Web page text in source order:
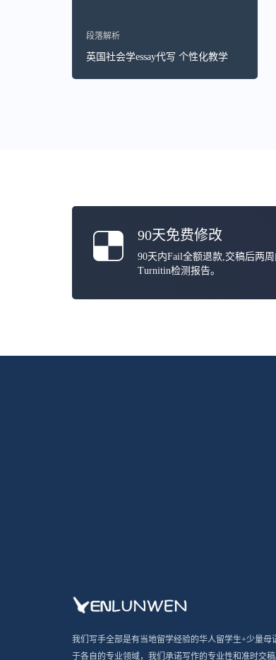
段落解析
英国社会学essay代写 个性化教学
90天免费修改
90天内Fail全额退款,交稿后两
Turnitin检测报告。
我们写手全部是有当地留学经验的华人留学生+少量母
于各自的专业领域，我们承诺写作的专业性和准时交